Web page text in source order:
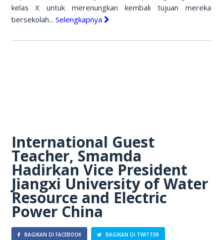
kelas X untuk merenungkan kembali tujuan mereka
bersekolah... Selengkapnya
International Guest
Teacher, Smamda
Hadirkan Vice President
Jiangxi University of Water
Resource and Electric
Power China
BAGIKAN DI FACEBOOK BAGIKAN DI TWITTER